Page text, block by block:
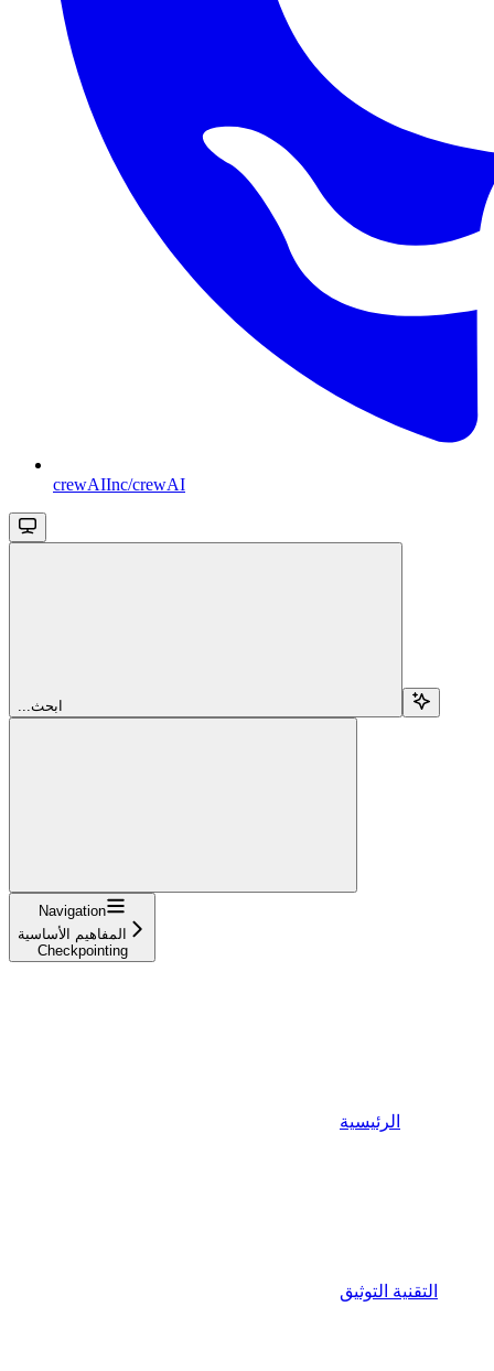
crewAIInc/crewAI
...ابحث
Navigation
المفاهيم الأساسية
Checkpointing
الرئيسية
التقنية التوثيق